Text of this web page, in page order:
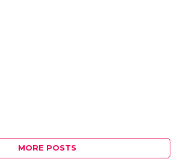
MORE POSTS